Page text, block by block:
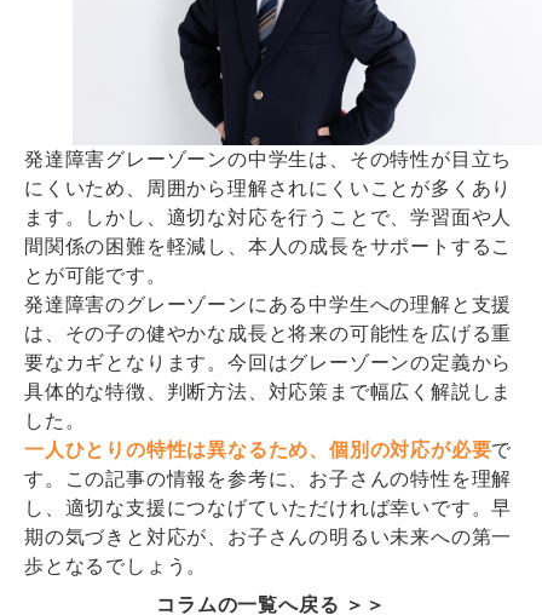
発達障害グレーゾーンの中学生は、その特性が目立ち
にくいため、周囲から理解されにくいことが多くあり
ます。しかし、適切な対応を行うことで、学習面や人
間関係の困難を軽減し、本人の成長をサポートするこ
とが可能です。
発達障害のグレーゾーンにある中学生への理解と支援
は、その子の健やかな成長と将来の可能性を広げる重
要なカギとなります。今回はグレーゾーンの定義から
具体的な特徴、判断方法、対応策まで幅広く解説しま
した。
一人ひとりの特性は異なるため、個別の対応が必要で
す。この記事の情報を参考に、お子さんの特性を理解
し、適切な支援につなげていただければ幸いです。早
期の気づきと対応が、お子さんの明るい未来への第一
歩となるでしょう。
コラムの一覧へ戻る ＞＞